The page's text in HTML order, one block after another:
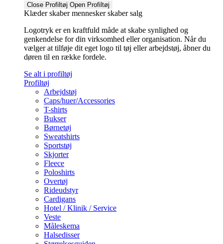
Close Profiltøj Open Profiltøj
Klæder skaber mennesker skaber salg
Logotryk er en kraftfuld måde at skabe synlighed og
genkendelse for din virksomhed eller organisation. Når du
vælger at tilføje dit eget logo til tøj eller arbejdstøj, åbner du
døren til en række fordele.
Se alt i profiltøj
Profiltøj
Arbejdstøj
Caps/huer/Accessories
T-shirts
Bukser
Børnetøj
Sweatshirts
Sportstøj
Skjorter
Fleece
Poloshirts
Overtøj
Rideudstyr
Cardigans
Hotel / Klinik / Service
Veste
Måleskema
Halsedisser